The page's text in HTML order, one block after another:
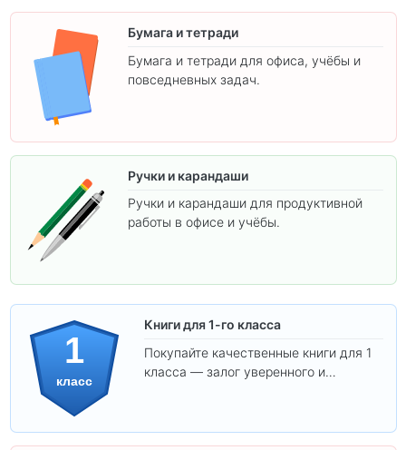
Бумага и тетради
Бумага и тетради для офиса, учёбы и
повседневных задач.
Ручки и карандаши
Ручки и карандаши для продуктивной
работы в офисе и учёбы.
1
класс
Книги для 1-го класса
Покупайте качественные книги для 1
класса — залог уверенного и